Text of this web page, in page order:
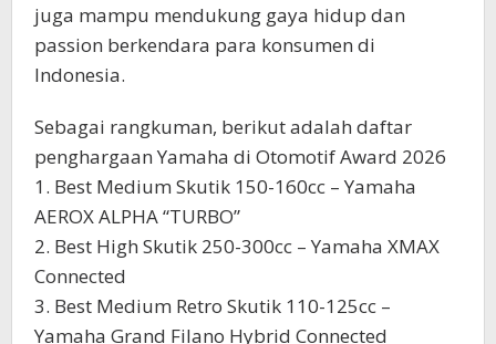
juga mampu mendukung gaya hidup dan
passion berkendara para konsumen di
Indonesia.
Sebagai rangkuman, berikut adalah daftar
penghargaan Yamaha di Otomotif Award 2026
1. Best Medium Skutik 150-160cc – Yamaha
AEROX ALPHA “TURBO”
2. Best High Skutik 250-300cc – Yamaha XMAX
Connected
3. Best Medium Retro Skutik 110-125cc –
Yamaha Grand Filano Hybrid Connected